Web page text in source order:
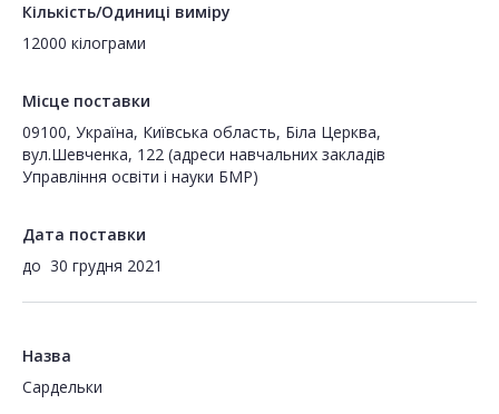
Кількість/Одиниці виміру
12000 кілограми
Місце поставки
09100, Україна, Київська область, Біла Церква,
вул.Шевченка, 122 (адреси навчальних закладів
Управління освіти і науки БМР)
Дата поставки
до 30 грудня 2021
Назва
Сардельки